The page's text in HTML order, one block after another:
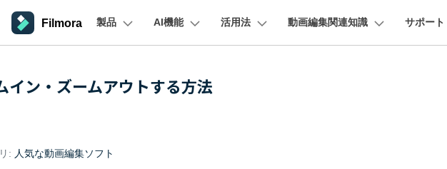
製品
作図＆製図
EdrawMind
PDF編集 データ復
動画・写
法人・教育・パートナー
PDF ソリューション 作図＆製図
企業情報 プラン＆価格
Filmora 製品
動画編集ソフト
製品機能
AI機能
AI機能
AI テキストから動画生成
活用法
のユーザー層
SMB
ビデオソリューション
動画編集関連知識
のコツ
動画編集関連知識 NEW スラ
サポート
ン情報
アップデート情報 クリエイターハブで無限の創造性を発揮しよう
ン・ズームアウトする方法
: 人気な動画編集ソフト